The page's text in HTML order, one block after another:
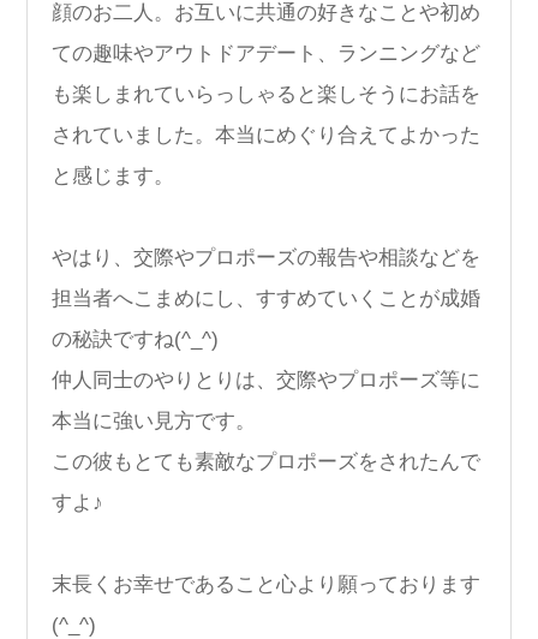
顔のお二人。お互いに共通の好きなことや初め
ての趣味やアウトドアデート、ランニングなど
も楽しまれていらっしゃると楽しそうにお話を
されていました。本当にめぐり合えてよかった
と感じます。
やはり、交際やプロポーズの報告や相談などを
担当者へこまめにし、すすめていくことが成婚
の秘訣ですね(^_^)
仲人同士のやりとりは、交際やプロポーズ等に
本当に強い見方です。
この彼もとても素敵なプロポーズをされたんで
すよ♪
末長くお幸せであること心より願っております
(^_^)